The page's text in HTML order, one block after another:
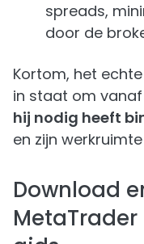
spreads,
door de
Kortom, het
in staat om
hij nodig heeft
en zijn
Download